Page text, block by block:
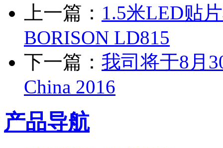
上一篇： 1.5米LED贴
BORISON LD815
下一篇： 我司将于8月
China 2016
产品导航